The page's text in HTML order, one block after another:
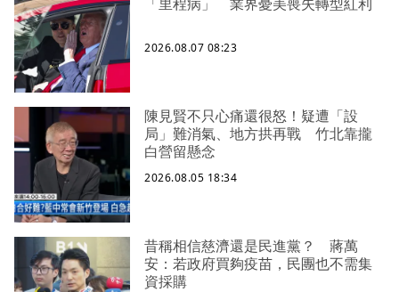
2026.08.07 08:23
陳見賢不只心痛還很怒！疑遭「設
局」難消氣、地方拱再戰 竹北靠攏
白營留懸念
2026.08.05 18:34
昔稱相信慈濟還是民進黨？ 蔣萬
安：若政府買夠疫苗，民團也不需集
資採購